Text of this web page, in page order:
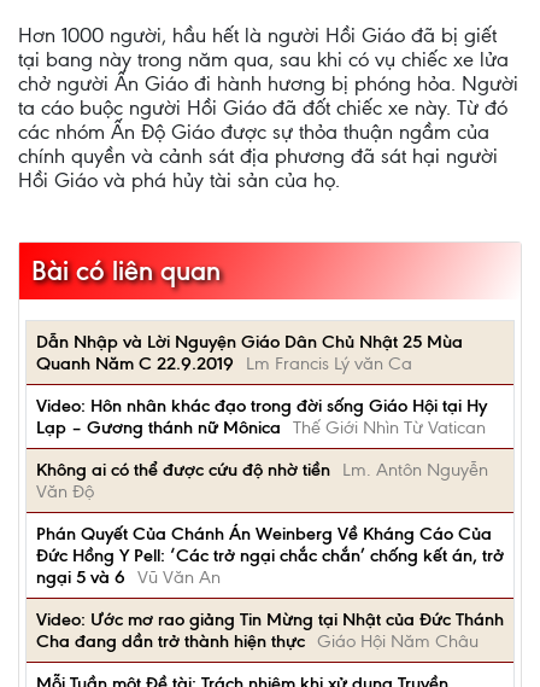
Hơn 1000 người, hầu hết là người Hồi Giáo đã bị giết
tại bang này trong năm qua, sau khi có vụ chiếc xe lửa
chở người Ấn Giáo đi hành hương bị phóng hỏa. Người
ta cáo buộc người Hồi Giáo đã đốt chiếc xe này. Từ đó
các nhóm Ấn Ðộ Giáo được sự thỏa thuận ngầm của
chính quyền và cảnh sát địa phương đã sát hại người
Hồi Giáo và phá hủy tài sản của họ.
Bài có liên quan
Dẫn Nhập và Lời Nguyện Giáo Dân Chủ Nhật 25 Mùa
Quanh Năm C 22.9.2019
Lm Francis Lý văn Ca
Video: Hôn nhân khác đạo trong đời sống Giáo Hội tại Hy
Lạp – Gương thánh nữ Mônica
Thế Giới Nhìn Từ Vatican
Không ai có thể được cứu độ nhờ tiền
Lm. Antôn Nguyễn
Văn Độ
Phán Quyết Của Chánh Án Weinberg Về Kháng Cáo Của
Đức Hồng Y Pell: ‘Các trở ngại chắc chắn’ chống kết án, trở
ngại 5 và 6
Vũ Văn An
Video: Ước mơ rao giảng Tin Mừng tại Nhật của Đức Thánh
Cha đang dần trở thành hiện thực Giáo Hội Năm Châu